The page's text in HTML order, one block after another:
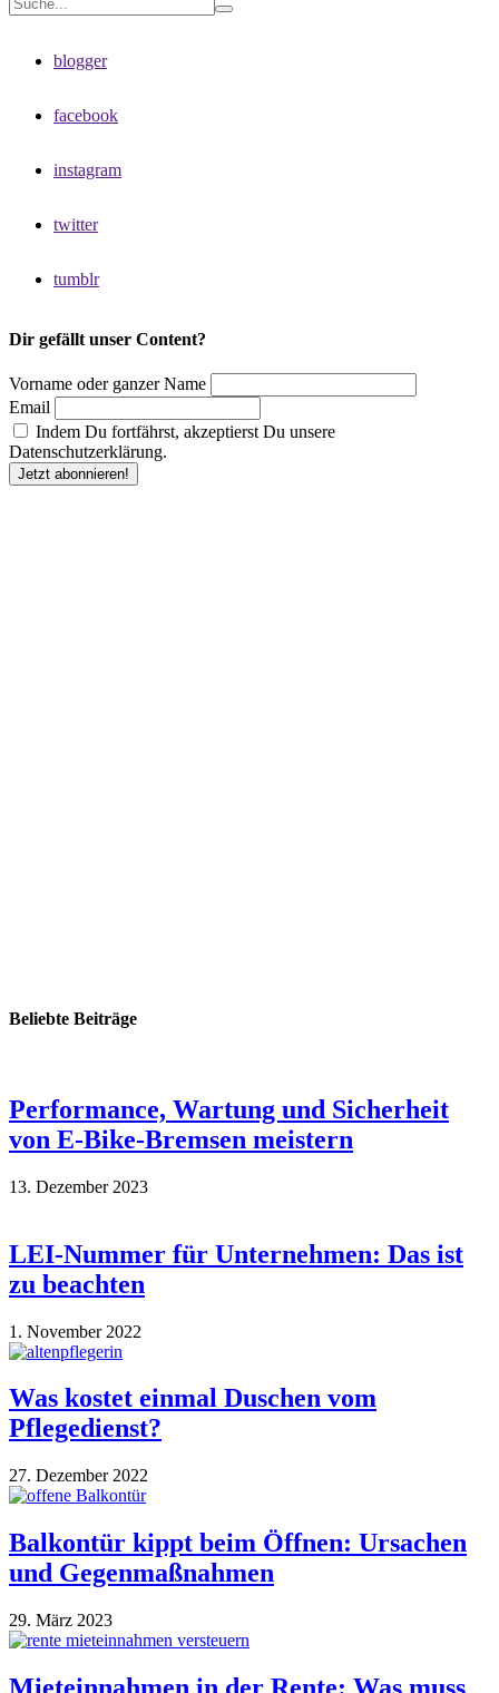
blogger
facebook
instagram
twitter
tumblr
Dir gefällt unser Content?
Vorname oder ganzer Name
Email
Indem Du fortfährst, akzeptierst Du unsere
Datenschutzerklärung.
Beliebte Beiträge
Performance, Wartung und Sicherheit
von E-Bike-Bremsen meistern
13. Dezember 2023
LEI-Nummer für Unternehmen: Das ist
zu beachten
1. November 2022
Was kostet einmal Duschen vom
Pflegedienst?
27. Dezember 2022
Balkontür kippt beim Öffnen: Ursachen
und Gegenmaßnahmen
29. März 2023